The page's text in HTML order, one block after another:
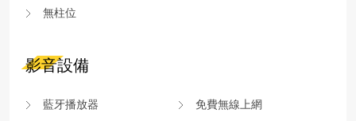
無柱位
影音設備
藍牙播放器 免費無線上網